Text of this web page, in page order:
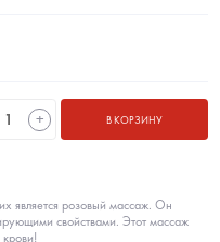
+ В КОРЗИНУ
является розовый массаж. Он
свойствами. Этот массаж